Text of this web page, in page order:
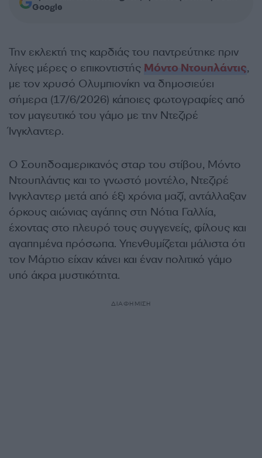
Google
Την εκλεκτή της καρδιάς του παντρεύτηκε πριν
λίγες μέρες ο επικοντιστής Μόντο Ντουπλάντις,
με τον χρυσό Ολυμπιονίκη να δημοσιεύει
σήμερα (17/6/2026) κάποιες φωτογραφίες από
τον μαγευτικό του γάμο με την Ντεζιρέ
Ίνγκλαντερ.
Ο Σουηδοαμερικανός σταρ του στίβου, Μόντο
Ντουπλάντις και το γνωστό μοντέλο, Ντεζιρέ
Ινγκλαντερ μετά από έξι χρόνια μαζί, αντάλλαξαν
όρκους αιώνιας αγάπης στη Νότια Γαλλία,
έχοντας στο πλευρό τους συγγενείς, φίλους και
αγαπημένα πρόσωπα. Υπενθυμίζεται μάλιστα ότι
τον Μάρτιο είχαν κάνει και έναν πολιτικό γάμο
υπό άκρα μυστικότητα.
ΔΙΑΦΗΜΙΣΗ